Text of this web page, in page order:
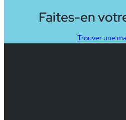
Faites-en
Trouver une